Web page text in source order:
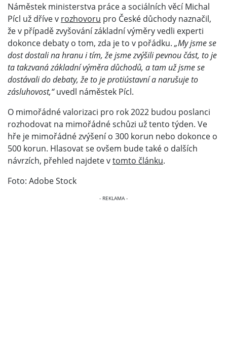
Náměstek ministerstva práce a sociálních věcí Michal
Pícl už dříve v rozhovoru pro České důchody naznačil,
že v případě zvyšování základní výměry vedli experti
dokonce debaty o tom, zda je to v pořádku. „My jsme se
dost dostali na hranu i tím, že jsme zvýšili pevnou část, to je
ta takzvaná základní výměra důchodů, a tam už jsme se
dostávali do debaty, že to je protiústavní a narušuje to
zásluhovost,“uvedl náměstek Pícl.
O mimořádné valorizaci pro rok 2022 budou poslanci
rozhodovat na mimořádné schůzi už tento týden. Ve
hře je mimořádné zvýšení o 300 korun nebo dokonce o
500 korun. Hlasovat se ovšem bude také o dalších
návrzích, přehled najdete vtomto článku.
Foto: Adobe Stock